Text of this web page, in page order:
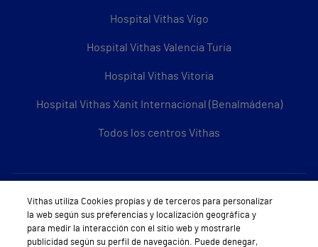
Hospital Vithas Vigo
Hospital Vithas Valencia Turia
Hospital Vithas Vitoria
Hospital Vithas Xanit Internacional (Benalmádena)
Todos los centros Vithas
Sobre Vithas
Quiénes somos
Vithas utiliza Cookies propias y de terceros para personalizar
la web según sus preferencias y localización geográfica y
para medir la interacción con el sitio web y mostrarle
publicidad según su perfil de navegación. Puede denegar,